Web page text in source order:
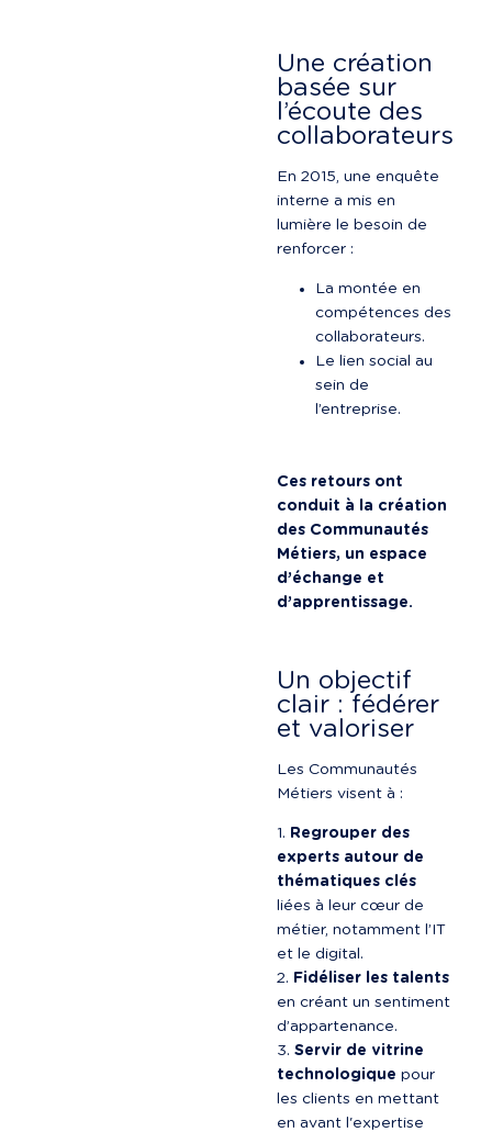
Une création
basée sur
l’écoute des
collaborateurs
En 2015, une enquête
interne a mis en
lumière le besoin de
renforcer :
La montée en
compétences des
collaborateurs.
Le lien social au
sein de
l’entreprise.
Ces retours ont
conduit à la création
des Communautés
Métiers, un espace
d’échange et
d’apprentissage.
Un objectif
clair : fédérer
et valoriser
Les Communautés
Métiers visent à :
Regrouper des
experts autour de
thématiques clés
liées à leur cœur de
métier, notamment l’IT
et le digital.
Fidéliser les talents
en créant un sentiment
d’appartenance.
Servir de vitrine
technologique pour
les clients en mettant
en avant l'expertise